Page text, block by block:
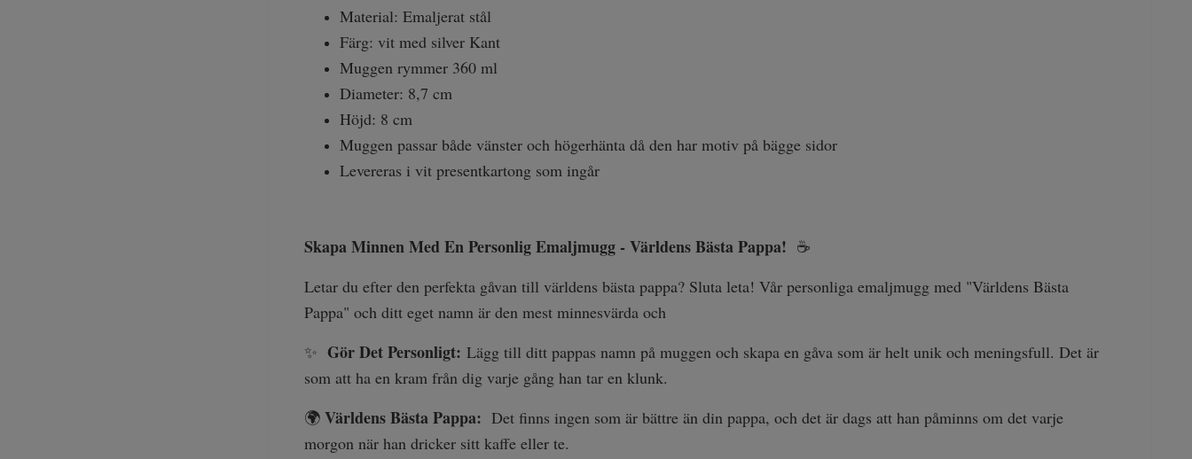
Material: Emaljerat stål
Färg: vit med silver Kant
Muggen rymmer 360 ml
Diameter: 8,7 cm
Höjd: 8 cm
Muggen passar både vänster och högerhänta då den har motiv på bägge sidor
Levereras i vit presentkartong som ingår
Skapa Minnen Med En Personlig Emaljmugg - Världens Bästa Pappa! ☕
Letar du efter den perfekta gåvan till världens bästa pappa? Sluta leta! Vår personliga emaljmugg med "Världens Bästa
Pappa" och ditt eget namn är den mest minnesvärda och
✨ Gör Det Personligt: Lägg till ditt pappas namn på muggen och skapa en gåva som är helt unik och meningsfull. Det är
som att ha en kram från dig varje gång han tar en klunk.
🌍 Världens Bästa Pappa: Det finns ingen som är bättre än din pappa, och det är dags att han påminns om det varje
morgon när han dricker sitt kaffe eller te.